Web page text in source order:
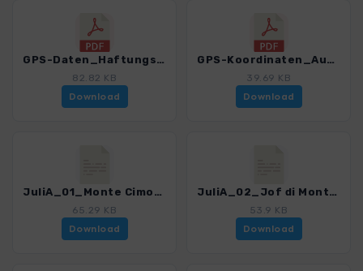
GPS-Daten_Haftungsausschluss-Nutzungsbedingungen_WF_Julische_Alpen_0366_2.pdf
82.82 KB
Download
GPS-Koordinaten_Ausgangspunkte_WF_Julische_Alpen_0366_2.pdf
39.69 KB
Download
JuliA_01_Monte Cimone_0366_2.gpx
65.29 KB
Download
JuliA_02_Jof di Montasio_0366_2.gpx
53.9 KB
Download